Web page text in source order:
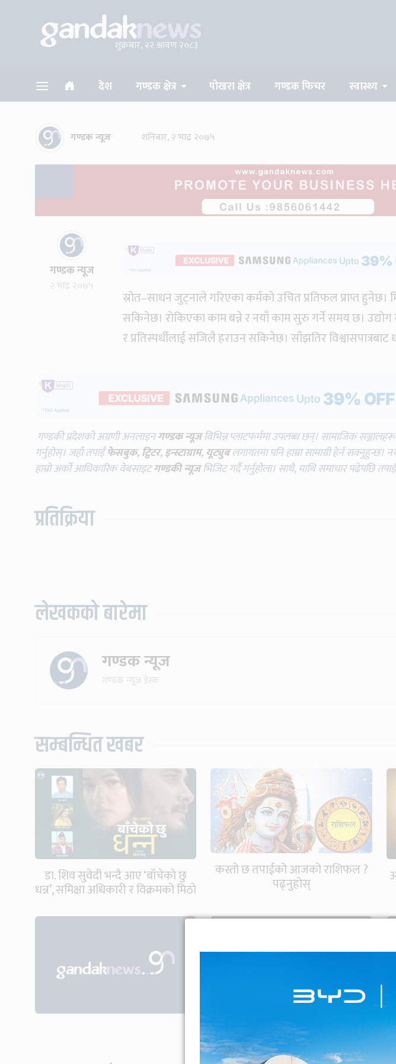
शुक्रबार, २२ श्रावण २०८३
देश गण्डक क्षेत्र पोखरा क्षेत्र गण्डक फिचर स्वास्थ्य
गण्डक न्यूज शनिबार, २ भाद्र २०७५
गण्डक न्यूज
२ भाद्र २०७५
स्रोत–साधन जुट्नाले गरिएका कर्मको उचित प्रतिफल प्राप्त हुनेछ।
सकिनेछ। रोकिएका काम बन्ने र नयाँ काम सुरु गर्ने समय छ। उद्योग
र प्रतिस्पर्धीलाई सजिलै हराउन सकिनेछ। साँझतिर
गण्डकी प्रदेशको अग्रणी अनलाइनगण्डक न्यूजविभिन्न प्लाटफर्ममा उपलब्ध छन्। सामाजिक
गर्नुहोस्। जहाँ तपाईँफेसबुक,ट्विटर,इन्स्टाग्राम, यूट्युब लगायतमा पनि हाम्रा सामाग्री हेर्न
हाम्रो अर्को आधिकारिक वेबसाइटगण्डकी न्यूजभिजिट गर्दै गर्नुहोला। साथै, माथि समाचार पढेपछि
प्रतिक्रिया
लेखकको बारेमा
गण्डक न्यूज
गण्डक न्यूज डेस्क
सम्बन्धित खबर
डा. शिव सुवेदी भन्दै आए ‘बाँचेको छु
धन्न’, समिक्षा अधिकारी र विक्रमको मिठो
कस्तो छ तपाईको आजको राशिफल ?
पढ्नुहोस्